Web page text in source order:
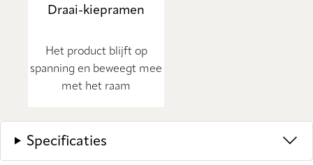
Draai-kiepramen
Het product blijft op
spanning en beweegt mee
met het raam
Specificaties